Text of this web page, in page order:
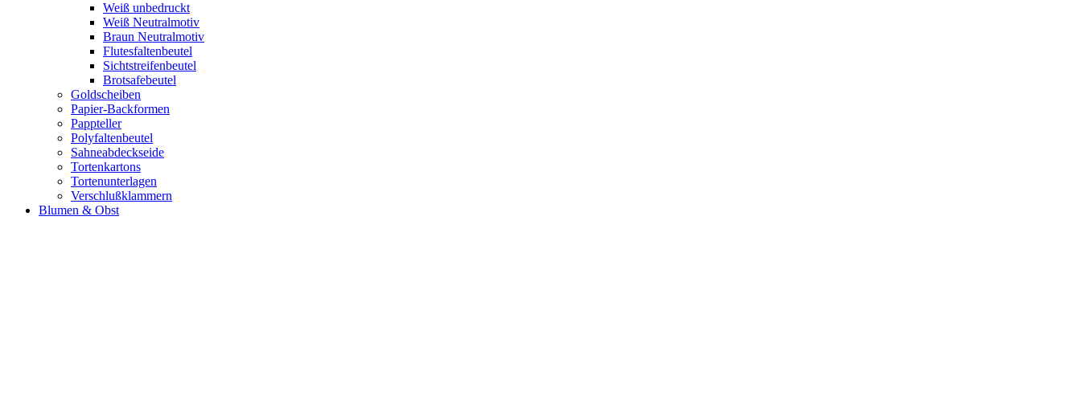
Weiß unbedruckt
Weiß Neutralmotiv
Braun Neutralmotiv
Flutesfaltenbeutel
Sichtstreifenbeutel
Brotsafebeutel
Goldscheiben
Papier-Backformen
Pappteller
Polyfaltenbeutel
Sahneabdeckseide
Tortenkartons
Tortenunterlagen
Verschlußklammern
Blumen & Obst